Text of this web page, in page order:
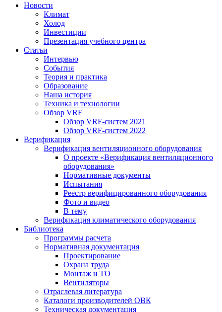
Новости
Климат
Холод
Инвестиции
Презентация учебного центра
Статьи
Интервью
События
Теория и практика
Образование
Наша история
Техника и технологии
Обзор VRF
Обзор VRF-систем 2021
Обзор VRF-систем 2022
Верификация
Верификация вентиляционного оборудования
О проекте «Верификация вентиляционного
оборудования»
Нормативные документы
Испытания
Реестр верифицированного оборудования
Фото и видео
В тему
Верификация климатического оборудования
Библиотека
Программы расчета
Нормативная документация
Проектирование
Охрана труда
Монтаж и ТО
Вентиляторы
Отраслевая литература
Каталоги производителей ОВК
Техническая документация